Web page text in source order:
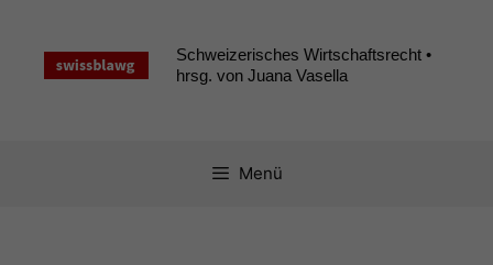
springen
Schweizerisches Wirtschaftsrecht •
hrsg. von Juana Vasella
Menü